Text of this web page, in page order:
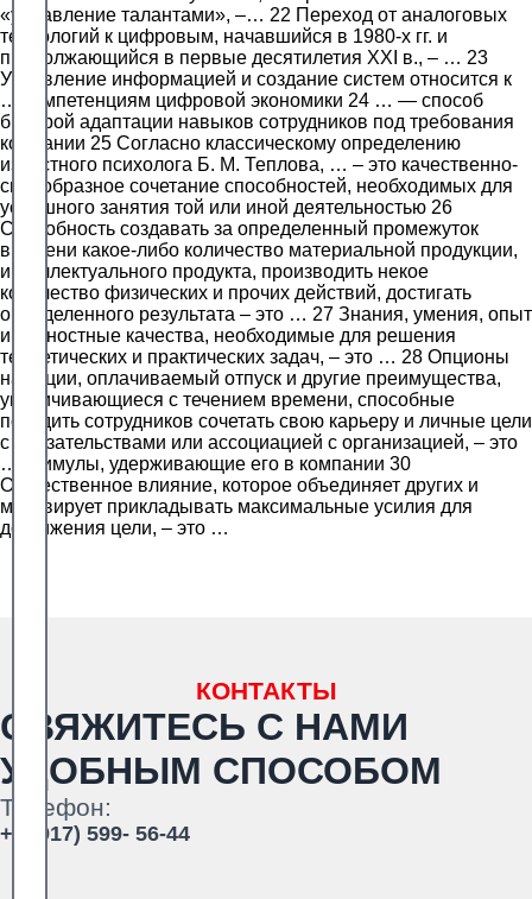
«управление талантами», –… 22 Переход от аналоговых
технологий к цифровым, начавшийся в 1980-х гг. и
продолжающийся в первые десятилетия XXI в., – … 23
Управление информацией и создание систем относится к
… компетенциям цифровой экономики 24 … — способ
быстрой адаптации навыков сотрудников под требования
компании 25 Согласно классическому определению
известного психолога Б. М. Теплова, … – это качественно-
своеобразное сочетание способностей, необходимых для
успешного занятия той или иной деятельностью 26
Способность создавать за определенный промежуток
времени какое-либо количество материальной продукции,
интеллектуального продукта, производить некое
количество физических и прочих действий, достигать
определенного результата – это … 27 Знания, умения, опыт
и личностные качества, необходимые для решения
теоретических и практических задач, – это … 28 Опционы
на акции, оплачиваемый отпуск и другие преимущества,
увеличивающиеся с течением времени, способные
побудить сотрудников сочетать свою карьеру и личные цели
с обязательствами или ассоциацией с организацией, – это
… стимулы, удерживающие его в компании 30
Общественное влияние, которое объединяет других и
мотивирует прикладывать максимальные усилия для
достижения цели, – это …
КОНТАКТЫ
СВЯЖИТЕСЬ С НАМИ
УДОБНЫМ СПОСОБОМ
Телефон:
+7 (917) 599- 56-44